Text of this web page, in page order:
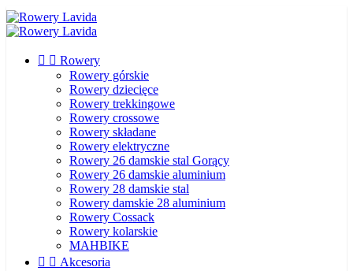
  Rowery
Rowery górskie
Rowery dziecięce
Rowery trekkingowe
Rowery crossowe
Rowery składane
Rowery elektryczne
Rowery 26 damskie stal Gorący
Rowery 26 damskie aluminium
Rowery 28 damskie stal
Rowery damskie 28 aluminium
Rowery Cossack
Rowery kolarskie
MAHBIKE
  Akcesoria